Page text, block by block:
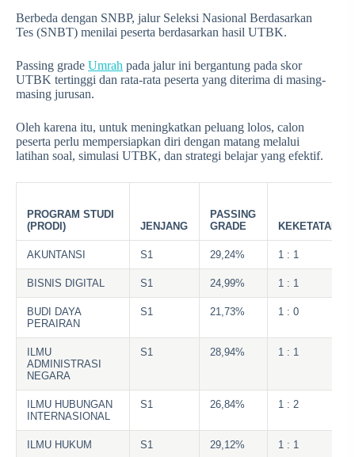
Berbeda dengan SNBP, jalur Seleksi Nasional Berdasarkan
Tes (SNBT) menilai peserta berdasarkan hasil UTBK.
Passing grade Umrah pada jalur ini bergantung pada skor
UTBK tertinggi dan rata-rata peserta yang diterima di masing-
masing jurusan.
Oleh karena itu, untuk meningkatkan peluang lolos, calon
peserta perlu mempersiapkan diri dengan matang melalui
latihan soal, simulasi UTBK, dan strategi belajar yang efektif.
PROGRAM STUDI
(PRODI)
JENJANG
PASSING
GRADE
KEKETATAN
AKUNTANSI S1 29,24% 1 : 1
BISNIS DIGITAL S1 24,99% 1 : 1
BUDI DAYA
PERAIRAN
S1 21,73% 1 : 0
ILMU
ADMINISTRASI
NEGARA
S1 28,94% 1 : 1
ILMU HUBUNGAN
INTERNASIONAL
S1 26,84% 1 : 2
ILMU HUKUM S1 29,12% 1 : 1